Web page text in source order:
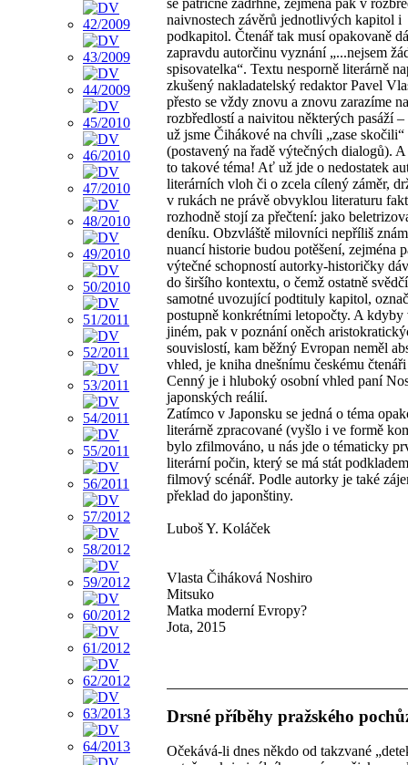
naivnostech závěrů jednotlivých kapitol i
podkapitol. Čtenář tak musí opakovaně
zapravdu autorčinu vyznání „...nejsem
spisovatelka“. Textu nesporně literárně
zkušený nakladatelský redaktor Pavel
přesto se vždy znovu a znovu zarazíme
rozbředlostí a naivitou některých pasáží
už jsme Čihákové na chvíli „zase skočili“
(postavený na řadě výtečných dialogů).
to takové téma! Ať už jde o nedostatek
literárních vloh či o zcela cílený záměr,
v rukách ne právě obvyklou literaturu
rozhodně stojí za přečtení: jako
deníku. Obzvláště milovníci nepříliš
nuancí historie budou potěšení, zejména
výtečné schopností autorky-historičky
do širšího kontextu, o čemž ostatně
samotné uvozující podtituly kapitol,
postupně konkrétními letopočty. A kdyby
jiném, pak v poznání oněch
souvislostí, kam běžný Evropan neměl
vhled, je kniha dnešnímu českému
Cenný je i hluboký osobní vhled paní
japonských reálií.
Zatímco v Japonsku se jedná o téma
literárně zpracované (vyšlo i ve formě
bylo zfilmováno, u nás jde o tématicky
literární počin, který se má stát
filmový scénář. Podle autorky je také
překlad do japonštiny.
Luboš Y. Koláček
Vlasta Čiháková Noshiro
Mitsuko
Matka moderní Evropy?
Jota, 2015
Drsné příběhy pražského
Očekává-li dnes někdo od takzvané